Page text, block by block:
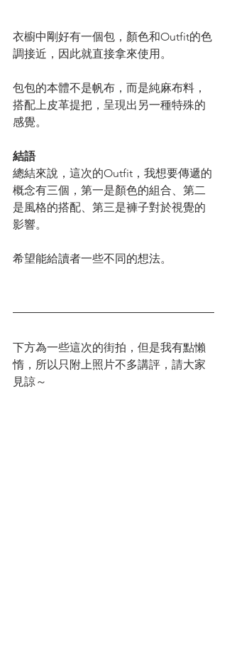
衣櫥中剛好有一個包，顏色和Outfit的色
調接近，因此就直接拿來使用。
包包的本體不是帆布，而是純麻布料，
搭配上皮革提把，呈現出另一種特殊的
感覺。
結語
總結來說，這次的Outfit，我想要傳遞的
概念有三個，第一是顏色的組合、第二
是風格的搭配、第三是褲子對於視覺的
影響。
希望能給讀者一些不同的想法。
下方為一些這次的街拍，但是我有點懶
惰，所以只附上照片不多講評，請大家
見諒～